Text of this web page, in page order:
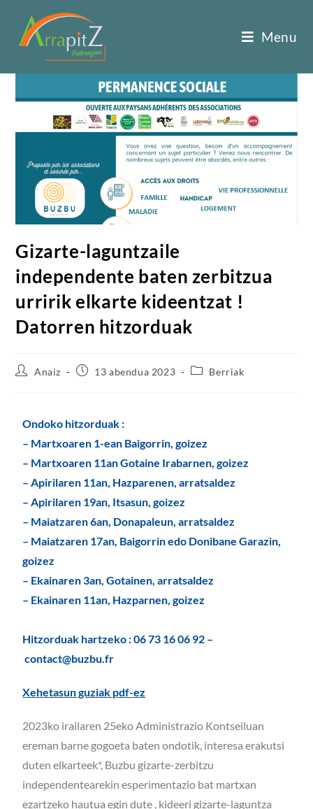
Menu
Gizarte-laguntzaile
independente baten zerbitzua
urririk elkarte kideentzat !
Datorren hitzorduak
Anaiz 13 abendua 2023 Berriak
Ondoko hitzorduak :
– Martxoaren 1-ean Baigorrin, goizez
– Martxoaren 11an Gotaine Irabarnen, goizez
– Apirilaren 11an, Hazparenen, arratsaldez
– Apirilaren 19an, Itsasun, goizez
– Maiatzaren 6an, Donapaleun, arratsaldez
– Maiatzaren 17an, Baigorrin edo Donibane Garazin,
goizez
– Ekainaren 3an, Gotainen, arratsaldez
– Ekainaren 11an, Hazparnen, goizez
Hitzorduak hartzeko : 06 73 16 06 92 –
contact@buzbu.fr
Xehetasun guziak pdf-ez
2023ko irailaren 25eko Administrazio Kontseiluan
ereman barne gogoeta baten ondotik, interesa erakutsi
duten elkarteek*, Buzbu gizarte-zerbitzu
independentearekin esperimentazio bat martxan
ezartzeko hautua egin dute , kideeri gizarte-laguntza